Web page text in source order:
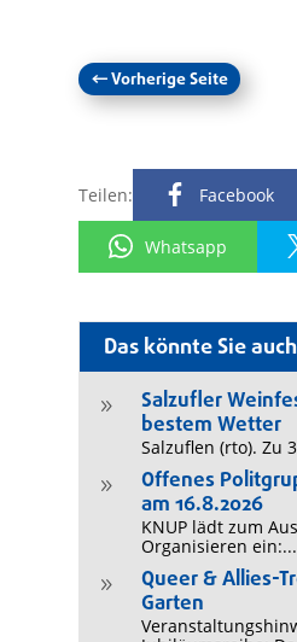
Das könnte Sie
9
Salzufler
bestem Wetter
Salzuflen (rto). Zu
9
Offenes
am 16.8.2026
KNUP lädt zum
Organisieren ein:...
9
Queer & Allies-
Garten
←Vorherige Seite
Teilen: Facebook
Whatsapp